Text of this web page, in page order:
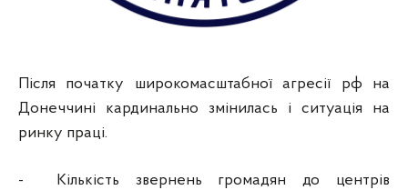
Після початку широкомасштабної агресії рф на
Донеччині кардинально змінилась і ситуація на
ринку праці.
- Кількість звернень громадян до центрів